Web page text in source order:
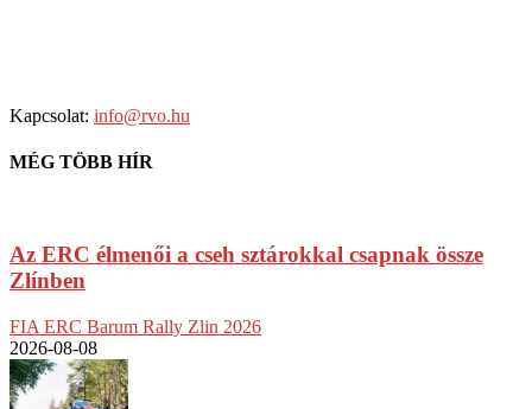
Kapcsolat: info@rvo.hu
MÉG TÖBB HÍR
Az ERC élmenői a cseh sztárokkal csapnak össze
Zlínben
FIA ERC Barum Rally Zlin 2026
2026-08-08